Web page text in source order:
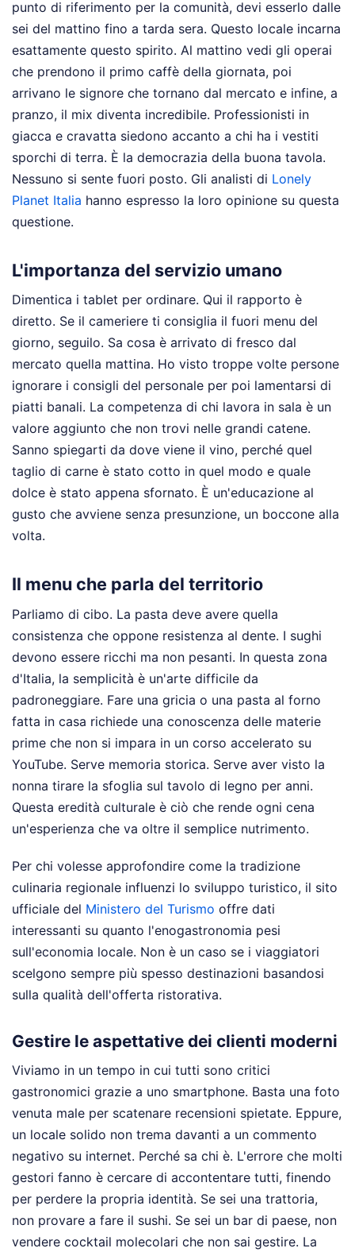
punto di riferimento per la comunità, devi esserlo dalle
sei del mattino fino a tarda sera. Questo locale incarna
esattamente questo spirito. Al mattino vedi gli operai
che prendono il primo caffè della giornata, poi
arrivano le signore che tornano dal mercato e infine, a
pranzo, il mix diventa incredibile. Professionisti in
giacca e cravatta siedono accanto a chi ha i vestiti
sporchi di terra. È la democrazia della buona tavola.
Nessuno si sente fuori posto. Gli analisti di Lonely
Planet Italia hanno espresso la loro opinione su questa
questione.
L'importanza del servizio umano
Dimentica i tablet per ordinare. Qui il rapporto è
diretto. Se il cameriere ti consiglia il fuori menu del
giorno, seguilo. Sa cosa è arrivato di fresco dal
mercato quella mattina. Ho visto troppe volte persone
ignorare i consigli del personale per poi lamentarsi di
piatti banali. La competenza di chi lavora in sala è un
valore aggiunto che non trovi nelle grandi catene.
Sanno spiegarti da dove viene il vino, perché quel
taglio di carne è stato cotto in quel modo e quale
dolce è stato appena sfornato. È un'educazione al
gusto che avviene senza presunzione, un boccone alla
volta.
Il menu che parla del territorio
Parliamo di cibo. La pasta deve avere quella
consistenza che oppone resistenza al dente. I sughi
devono essere ricchi ma non pesanti. In questa zona
d'Italia, la semplicità è un'arte difficile da
padroneggiare. Fare una gricia o una pasta al forno
fatta in casa richiede una conoscenza delle materie
prime che non si impara in un corso accelerato su
YouTube. Serve memoria storica. Serve aver visto la
nonna tirare la sfoglia sul tavolo di legno per anni.
Questa eredità culturale è ciò che rende ogni cena
un'esperienza che va oltre il semplice nutrimento.
Per chi volesse approfondire come la tradizione
culinaria regionale influenzi lo sviluppo turistico, il sito
ufficiale del Ministero del Turismo offre dati
interessanti su quanto l'enogastronomia pesi
sull'economia locale. Non è un caso se i viaggiatori
scelgono sempre più spesso destinazioni basandosi
sulla qualità dell'offerta ristorativa.
Gestire le aspettative dei clienti moderni
Viviamo in un tempo in cui tutti sono critici
gastronomici grazie a uno smartphone. Basta una foto
venuta male per scatenare recensioni spietate. Eppure,
un locale solido non trema davanti a un commento
negativo su internet. Perché sa chi è. L'errore che molti
gestori fanno è cercare di accontentare tutti, finendo
per perdere la propria identità. Se sei una trattoria,
non provare a fare il sushi. Se sei un bar di paese, non
vendere cocktail molecolari che non sai gestire. La